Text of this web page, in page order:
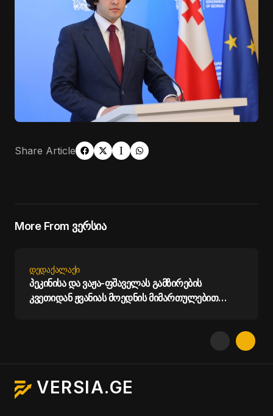
Share Article
More From ვერსია
ᲓᲔᲓᲐᲥᲐᲚᲐᲥᲘ
პეკინისა და ვაჟა-ფშაველას გამზირების
კვეთიდან ჟვანიას მოედნის მიმართულებით
VERSIA.GE